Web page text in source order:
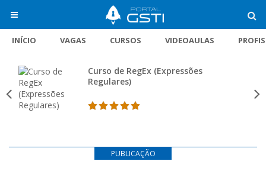
INÍCIO VAGAS CURSOS VIDEOAULAS
Curso de RegEx (Expressões
Regulares)
PUBLICAÇÃO